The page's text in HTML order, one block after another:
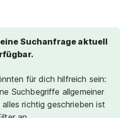
Suchanfrage aktuell
für dich hilfreich sein:
Suchbegriffe allgemeiner
richtig geschrieben ist